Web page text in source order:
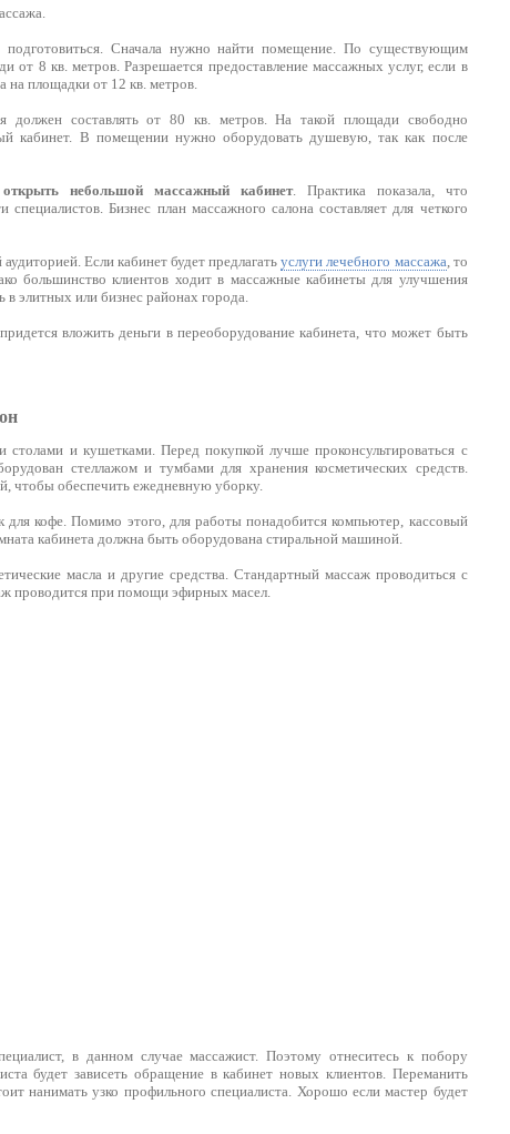
Сначала нужно найти помещение. По существующим
8 кв. метров. Разрешается предоставление массажных услуг, если в
на площадки от 12 кв. метров.
должен составлять от 80 кв. метров. На такой площади свободно
кабинет. В помещении нужно оборудовать душевую, так как после
открыть небольшой массажный кабинет. Практика показала, что
Бизнес план массажного салона составляет для четкого
Если кабинет будет предлагатьуслуги лечебного массажа, то
большинство клиентов ходит в массажные кабинеты для улучшения
элитных или бизнес районах города.
вложить деньги в переоборудование кабинета, что может быть
и кушетками. Перед покупкой лучше проконсультироваться с
стеллажом и тумбами для хранения косметических средств.
чтобы обеспечить ежедневную уборку.
кофе. Помимо этого, для работы понадобится компьютер, кассовый
кабинета должна быть оборудована стиральной машиной.
масла и другие средства. Стандартный массаж проводиться с
проводится при помощи эфирных масел.
в данном случае массажист. Поэтому отнеситесь к побору
будет зависеть обращение в кабинет новых клиентов. Переманить
нанимать узко профильного специалиста. Хорошо если мастер будет